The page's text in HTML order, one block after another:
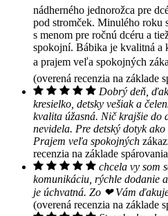
nádherného jednorožca pre
pod stromček. Minulého roku
s menom pre ročnú dcéru a
spokojní. Bábika je kvalitná a
a prajem veľa spokojných
(overená recenzia na základe
Dobrý deň,
kresielko, detsky vešiak a
kvalita úžasná. Nič krajšie do
nevidela. Pre detský dotyk
Prajem veľa spokojných
recenzia na základe
chcela vy som
komunikáciu, rýchle dodanie
je úchvatná. Zo ❤ Vám
(overená recenzia na základe